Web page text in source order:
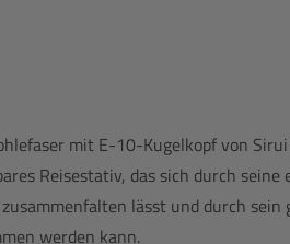
mit E-10-Kugelkopf von
Reisestativ, das sich durch seine
lässt und durch sein
werden kann.